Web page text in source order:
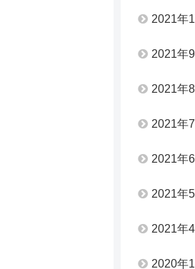
2021年
2021年9
2021年8
2021年7
2021年6
2021年5
2021年4
2020年